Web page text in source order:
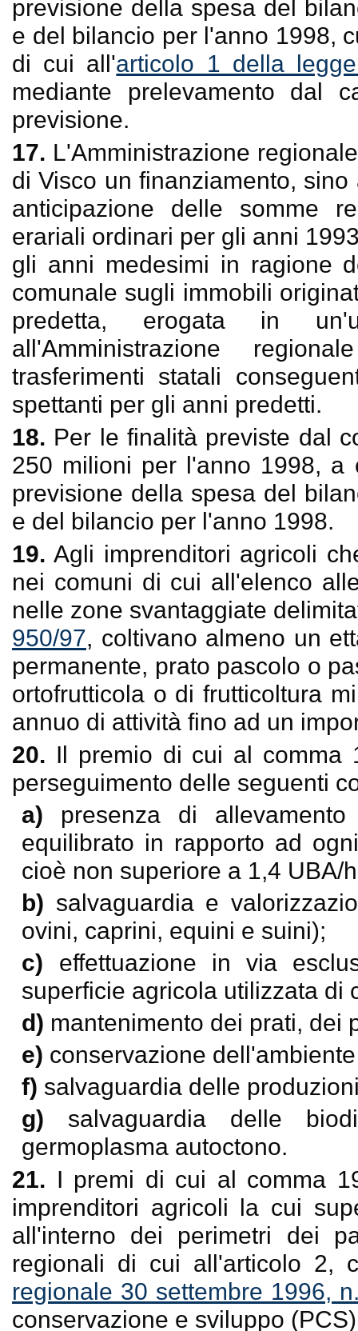
previsione della spesa del
e del bilancio per l'anno 1998,
di cui all'articolo 1 della
mediante prelevamento dal
previsione.
17. L'Amministrazione
di Visco un finanziamento,
anticipazione delle somme
erariali ordinari per gli anni
gli anni medesimi in ragione
comunale sugli immobili
predetta, erogata in
all'Amministrazione
trasferimenti statali
spettanti per gli anni predetti.
18. Per le finalità previste dal
250 milioni per l'anno 1998,
previsione della spesa del
e del bilancio per l'anno 1998.
19. Agli imprenditori agricoli
nei comuni di cui all'elenco
nelle zone svantaggiate
950/97, coltivano almeno un
permanente, prato pascolo o
ortofrutticola o di frutticoltura
annuo di attività fino ad un
20. Il premio di cui al comma
perseguimento delle seguenti
a) presenza di
equilibrato in rapporto ad
cioè non superiore a 1,4 UBA/
b) salvaguardia e
ovini, caprini, equini e suini);
c) effettuazione in via
superficie agricola utilizzata di
d) mantenimento dei prati, dei
e) conservazione
f) salvaguardia delle
g) salvaguardia delle
germoplasma autoctono.
21. I premi di cui al comma
imprenditori agricoli la cui
all'interno dei perimetri dei
regionali di cui all'articolo
regionale 30 settembre 1996,
conservazione e sviluppo